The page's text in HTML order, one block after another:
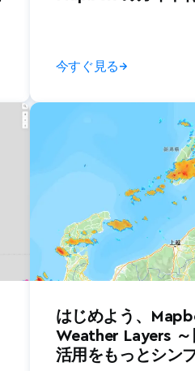
今すぐ見る→
はじめよう、
Weather Layers ～
活用をもっとシン